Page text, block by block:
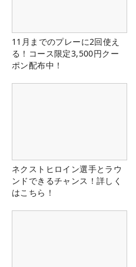
11月までのプレーに2回使え
る！コース限定3,500円クー
ポン配布中！
ネクストヒロイン選手とラウ
ンドできるチャンス！詳しく
はこちら！